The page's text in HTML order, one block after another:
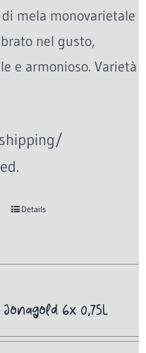
mela monovarietale
nel gusto,
e armonioso. Varietà
Details
6x 0,75L